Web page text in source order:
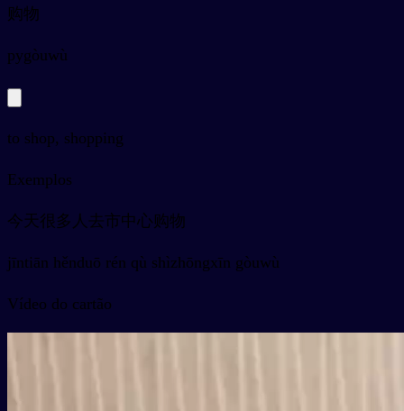
购物
pygòuwù
to shop, shopping
Exemplos
今天很多人去市中心购物
jīntiān hěnduō rén qù shìzhōngxīn gòuwù
Vídeo do cartão